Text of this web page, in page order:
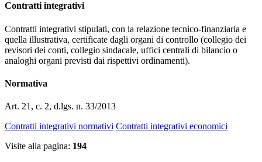
Contratti integrativi
Contratti integrativi stipulati, con la relazione tecnico-finanziaria e
quella illustrativa, certificate dagli organi di controllo (collegio dei
revisori dei conti, collegio sindacale, uffici centrali di bilancio o
analoghi organi previsti dai rispettivi ordinamenti).
Normativa
Art. 21, c. 2, d.lgs. n. 33/2013
Contratti integrativi normativi Contratti integrativi economici
Visite alla pagina: 194